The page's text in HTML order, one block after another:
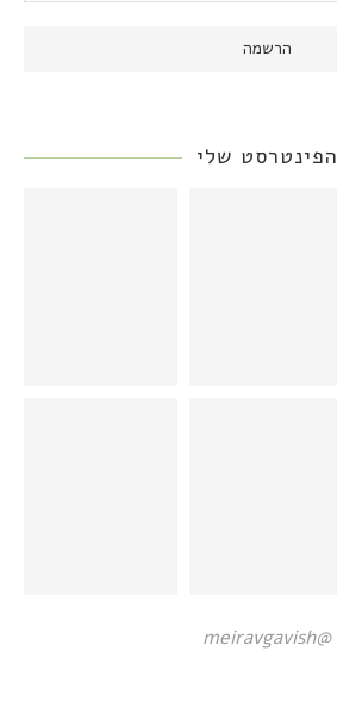
הפינטרסט שלי
@meiravgavish